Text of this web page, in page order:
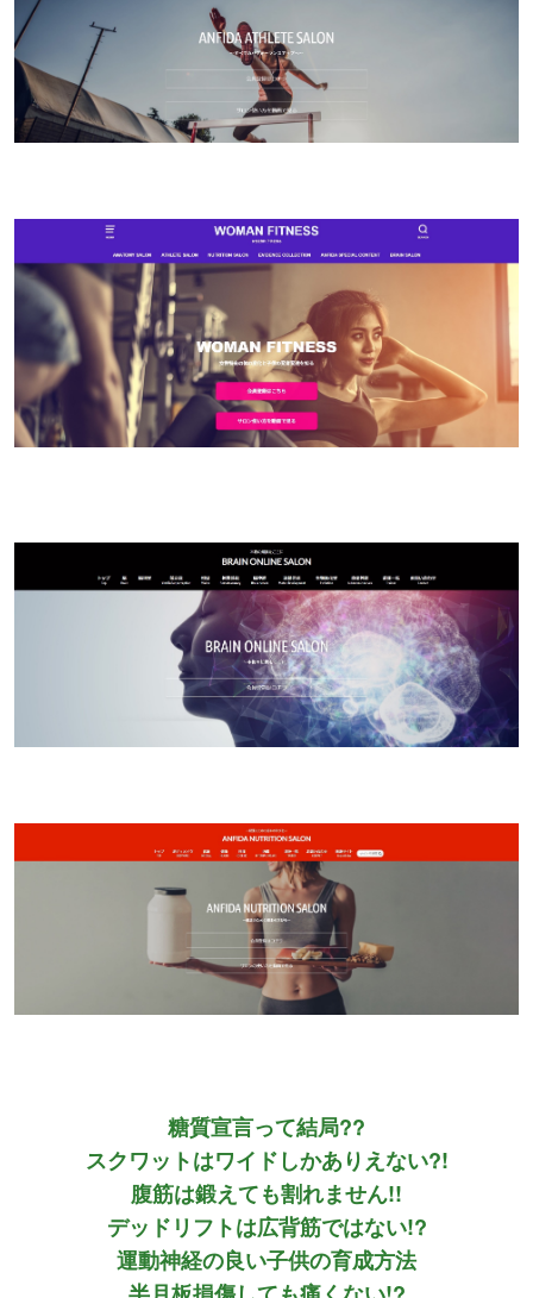
糖質宣言って結局??
スクワットはワイドしかありえない?!
腹筋は鍛えても割れません!!
デッドリフトは広背筋ではない!?
運動神経の良い子供の育成方法